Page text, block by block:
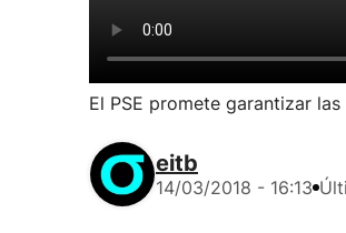
El PSE promete garantizar las
eitb
14/03/2018 - 16:13